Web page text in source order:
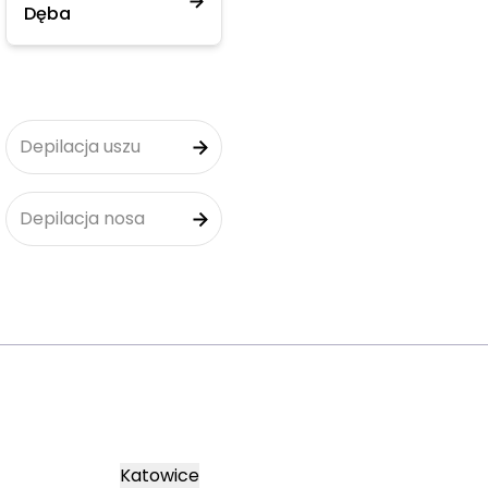
Dęba
Depilacja uszu
Depilacja nosa
Katowice